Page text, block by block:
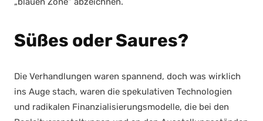
Süßes oder Saures?
Die Ver­hand­lun­gen waren span­nend, doch was wirk­lich
ins Auge stach, waren die spe­ku­la­ti­ven Tech­no­lo­gien
und radi­ka­len Finan­zia­li­sie­rungs­mo­del­le, die bei den